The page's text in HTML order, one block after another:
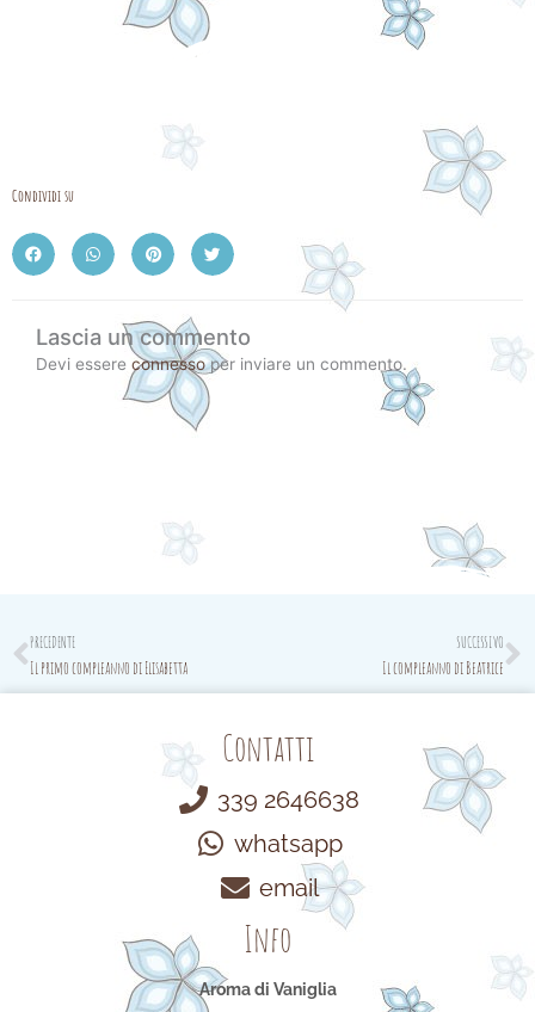
Condividi su
Lascia un commento
Devi essere connessoper inviare un commento.
Prev
PRECEDENTE
Il primo compleanno di Elisabetta
SUCCESSIVO
Il compleanno di Beatrice
Contatti
339 2646638
whatsapp
email
Info
Aroma di Vaniglia